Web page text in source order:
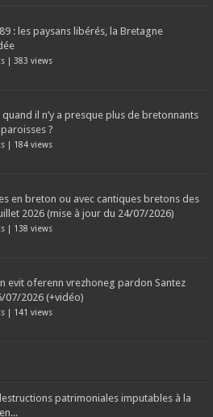
: les paysans libérés, la Bretagne
| 383 views
il n’y a presque plus de bretonnants
?
| 184 views
en breton ou avec cantiques bretons des
2026 (mise à jour du 24/07/2026)
| 138 views
evit oferenn vrezhoneg pardon Santez
07/2026 (+vidéo)
| 141 views
patrimoniales imputables à la